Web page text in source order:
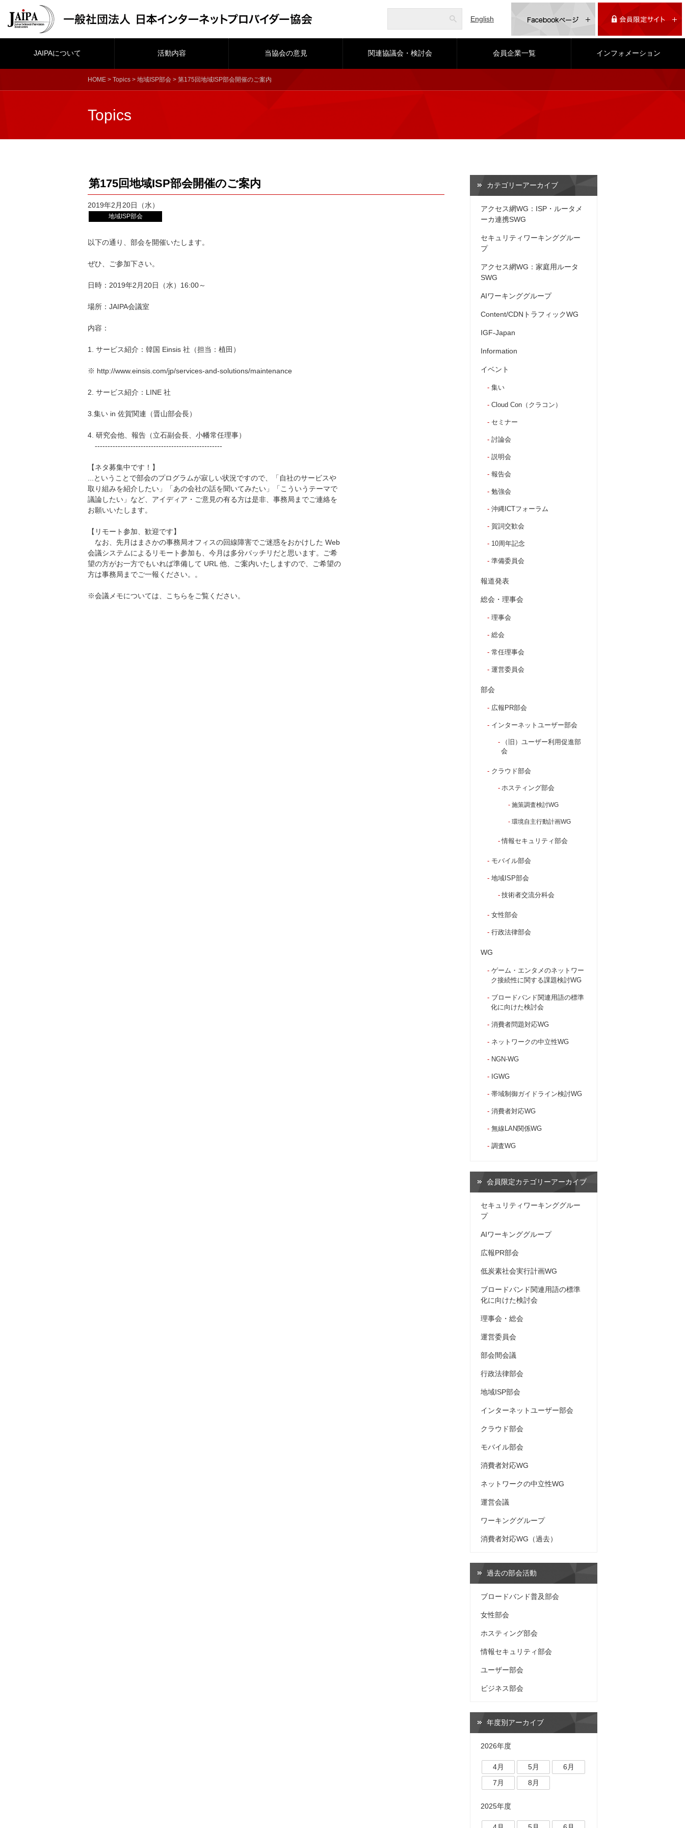
English
JAIPAについて 活動内容 当協会の意見 関連協議会・検討会 会員企業一覧 インフォメーション
HOME > Topics > 地域ISP部会 > 第175回地域ISP部会開催のご案内
Topics
第175回地域ISP部会開催のご案内
2019年2月20日（水）
地域ISP部会
以下の通り、部会を開催いたします。
ぜひ、ご参加下さい。
日時：2019年2月20日（水）16:00～
場所：JAIPA会議室
内容：
1. サービス紹介：韓国 Einsis 社（担当：植田）
※ http://www.einsis.com/jp/services-and-solutions/maintenance
2. サービス紹介：LINE 社
3.集い in 佐賀関連（晋山部会長）
4. 研究会他、報告（立石副会長、小幡常任理事）
--------------------------------------------------
【ネタ募集中です！】
...ということで部会のプログラムが寂しい状況ですので、「自社のサービスや
取り組みを紹介したい」「あの会社の話を聞いてみたい」「こういうテーマで
議論したい」など、アイディア・ご意見の有る方は是非、事務局までご連絡を
お願いいたします。
【リモート参加、歓迎です】
なお、先月はまさかの事務局オフィスの回線障害でご迷惑をおかけした Web
会議システムによるリモート参加も、今月は多分バッチリだと思います。ご希
望の方がお一方でもいれば準備して URL 他、ご案内いたしますので、ご希望の
方は事務局までご一報ください。。
※会議メモについては、 こちらをご覧ください。
カテゴリーアーカイブ
アクセス網WG：ISP・ルータメ
ーカ連携SWG
セキュリティワーキンググルー
プ
アクセス網WG：家庭用ルータ
SWG
AIワーキンググループ
Content/CDNトラフィックWG
IGF-Japan
Information
イベント
集い
Cloud Con（クラコン）
セミナー
討論会
説明会
報告会
勉強会
沖縄ICTフォーラム
賀詞交歓会
10周年記念
準備委員会
報道発表
総会・理事会
理事会
総会
常任理事会
運営委員会
部会
広報PR部会
インターネットユーザー部会
（旧）ユーザー利用促進部
会
クラウド部会
ホスティング部会
施策調査検討WG
環境自主行動計画WG
情報セキュリティ部会
モバイル部会
地域ISP部会
技術者交流分科会
女性部会
行政法律部会
WG
ゲーム・エンタメのネットワー
ク接続性に関する課題検討WG
ブロードバンド関連用語の標準
化に向けた検討会
消費者問題対応WG
ネットワークの中立性WG
NGN-WG
IGWG
帯域制御ガイドライン検討WG
消費者対応WG
無線LAN関係WG
調査WG
会員限定カテゴリーアーカイブ
セキュリティワーキンググルー
プ
AIワーキンググループ
広報PR部会
低炭素社会実行計画WG
ブロードバンド関連用語の標準
化に向けた検討会
理事会・総会
運営委員会
部会間会議
行政法律部会
地域ISP部会
インターネットユーザー部会
クラウド部会
モバイル部会
消費者対応WG
ネットワークの中立性WG
運営会議
ワーキンググループ
消費者対応WG（過去）
過去の部会活動
ブロードバンド普及部会
女性部会
ホスティング部会
情報セキュリティ部会
ユーザー部会
ビジネス部会
年度別アーカイブ
2026年度
4月 5月
6月
7月
8月
2025年度